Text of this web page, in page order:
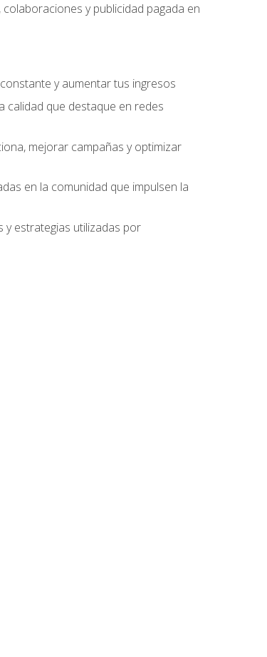
y publicidad pagada en
y aumentar tus ingresos
calidad que destaque en redes
mejorar campañas y optimizar
en la comunidad que impulsen la
estrategias utilizadas por